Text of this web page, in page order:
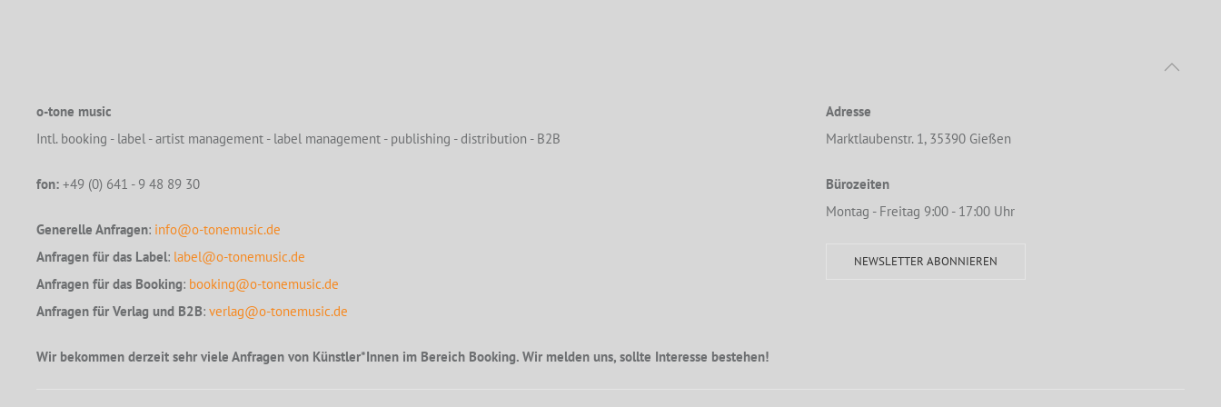
o-tone music
Intl. booking - label - artist management - label management - publishing - distribution - B2B
fon: +49 (0) 641 - 9 48 89 30
Generelle Anfragen: info@o-tonemusic.de
Anfragen für das Label: label@o-tonemusic.de
Anfragen für das Booking: booking@o-tonemusic.de
Anfragen für Verlag und B2B: verlag@o-tonemusic.de
Wir bekommen derzeit sehr viele Anfragen von Künstler*Innen im Bereich Booking. Wir melden uns, sollte Interesse bestehen!
Adresse
Marktlaubenstr. 1, 35390 Gießen
Bürozeiten
Montag - Freitag 9:00 - 17:00 Uhr
NEWSLETTER ABONNIEREN